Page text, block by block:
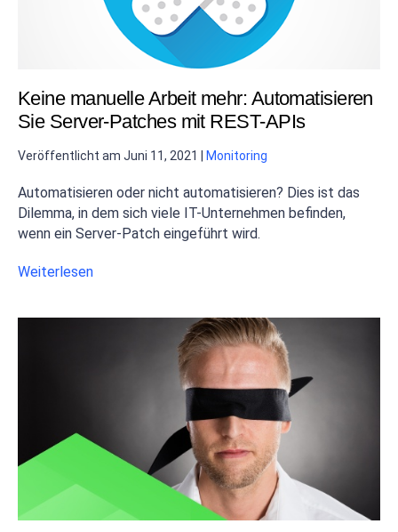
Keine manuelle Arbeit mehr: Automatisieren
Sie Server-Patches mit REST-APIs
Veröffentlicht am Juni 11, 2021 Monitoring
Automatisieren oder nicht automatisieren? Dies ist das
Dilemma, in dem sich viele IT-Unternehmen befinden,
wenn ein Server-Patch eingeführt wird.
Weiterlesen